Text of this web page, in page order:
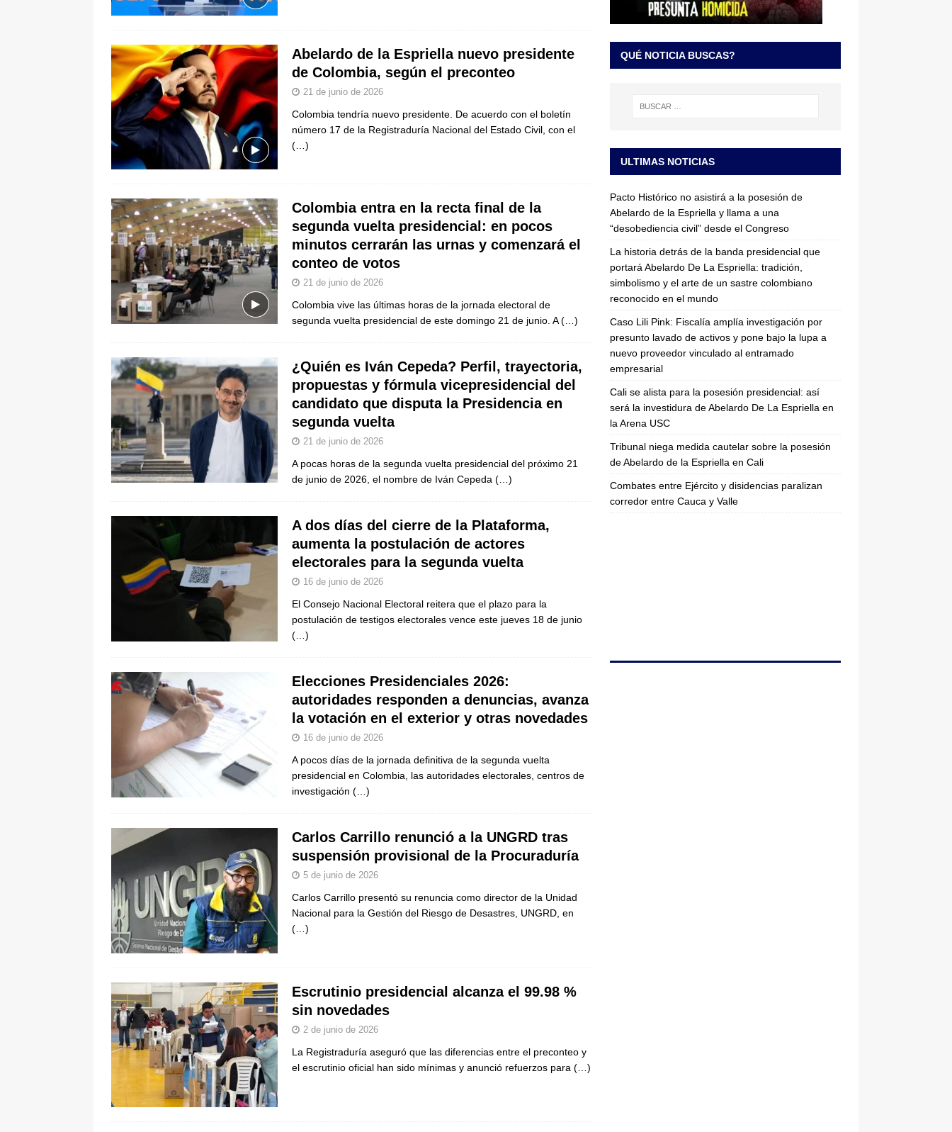
De La Espriella en la Arena USC
en Cali JUDICIALES
Abelardo de la Espriella nuevo presidente
de Colombia, según el preconteo
21 de junio de 2026
Colombia tendría nuevo presidente. De acuerdo con el boletín
número 17 de la Registraduría Nacional del Estado Civil, con el
(…)
Colombia entra en la recta final de la
segunda vuelta presidencial: en pocos
minutos cerrarán las urnas y comenzará el
conteo de votos
21 de junio de 2026
Colombia vive las últimas horas de la jornada electoral de
segunda vuelta presidencial de este domingo 21 de junio. A(…)
¿Quién es Iván Cepeda? Perfil, trayectoria,
propuestas y fórmula vicepresidencial del
candidato que disputa la Presidencia en
segunda vuelta
21 de junio de 2026
A pocas horas de la segunda vuelta presidencial del próximo 21
de junio de 2026, el nombre de Iván Cepeda (…)
A dos días del cierre de la Plataforma,
aumenta la postulación de actores
electorales para la segunda vuelta
16 de junio de 2026
El Consejo Nacional Electoral reitera que el plazo para la
postulación de testigos electorales vence este jueves 18 de junio
(…)
Elecciones Presidenciales 2026:
autoridades responden a denuncias, avanza
la votación en el exterior y otras novedades
16 de junio de 2026
A pocos días de la jornada definitiva de la segunda vuelta
presidencial en Colombia, las autoridades electorales, centros de
investigación (…)
Carlos Carrillo renunció a la UNGRD tras
suspensión provisional de la Procuraduría
5 de junio de 2026
Carlos Carrillo presentó su renuncia como director de la Unidad
Nacional para la Gestión del Riesgo de Desastres, UNGRD, en
(…)
Escrutinio presidencial alcanza el 99.98 %
sin novedades
2 de junio de 2026
La Registraduría aseguró que las diferencias entre el preconteo y
el escrutinio oficial han sido mínimas y anunció refuerzos para (…)
QUÉ NOTICIA BUSCAS?
ULTIMAS NOTICIAS
Pacto Histórico no asistirá a la posesión de
Abelardo de la Espriella y llama a una
“desobediencia civil” desde el Congreso
La historia detrás de la banda presidencial que
portará Abelardo De La Espriella: tradición,
simbolismo y el arte de un sastre colombiano
reconocido en el mundo
Caso Lili Pink: Fiscalía amplía investigación por
presunto lavado de activos y pone bajo la lupa a
nuevo proveedor vinculado al entramado
empresarial
Cali se alista para la posesión presidencial: así
será la investidura de Abelardo De La Espriella en
la Arena USC
Tribunal niega medida cautelar sobre la posesión
de Abelardo de la Espriella en Cali
Combates entre Ejército y disidencias paralizan
corredor entre Cauca y Valle